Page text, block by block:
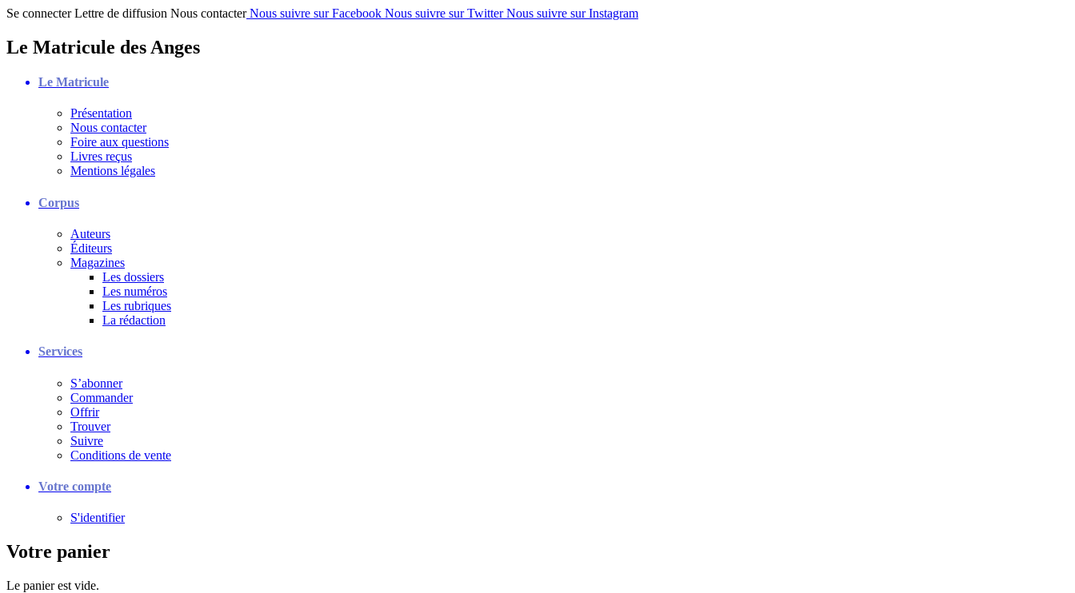
Se connecter Lettre de diffusion Nous contacter Nous suivre sur Facebook Nous suivre sur Twitter Nous suivre sur Instagram
Le Matricule des Anges
Le Matricule
Présentation
Nous contacter
Foire aux questions
Livres reçus
Mentions légales
Corpus
Auteurs
Éditeurs
Magazines
Les dossiers
Les numéros
Les rubriques
La rédaction
Services
S’abonner
Commander
Offrir
Trouver
Suivre
Conditions de vente
Votre compte
S'identifier
Votre panier
Le panier est vide.